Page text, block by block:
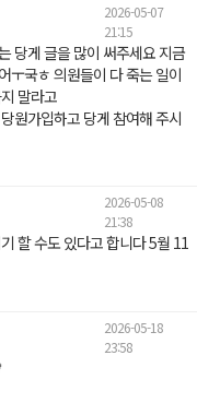
2026-05-07
21:15
당게 글을 많이 써주세요 지금
ㅜ국ㅎ 의원들이 다 죽는 일이
말라고
원가입하고 당게 참여해 주시
2026-05-08
21:38
할 수도 있다고 합니다 5월 11
2026-05-18
23:58